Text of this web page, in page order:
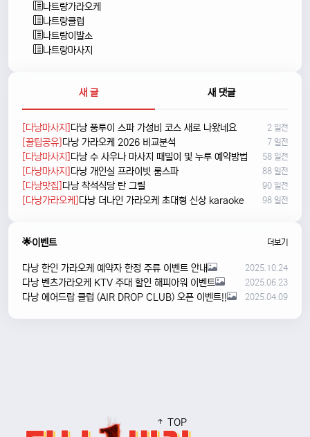
나트랑가라오케
나트랑클럽
나트랑이발소
나트랑마사지
새 글 새 댓글
[다낭마사지]다낭 풍투이 스파 가성비 코스 새로 나왔네요 2 일전
[꿀팁공유]다낭 가라오케 2026 비교분석 7 일전
[다낭마사지]다낭 수 사우나 마사지 때밀이 및 누루 예약방법 58 일전
[다낭마사지]다낭 개인실 프라이빗 룸스파 88 일전
[다낭맛집]다낭 착석식당 탄 그릴 90 일전
[다낭가라오케]다낭 더나인 가라오케 초대형 신상 karaoke 98 일전
🌟이벤트 더보기
다낭 한인 가라오케 예약자 한정 주류 이벤트 안내 2025.10.24
다낭 벤츠가라오케 KTV 주대 할인 해피아워 이벤트 2025.06.23
다낭 에어드랍 클럽 (AIR DROP CLUB) 오픈 이벤트!! 2025.04.09
TOP